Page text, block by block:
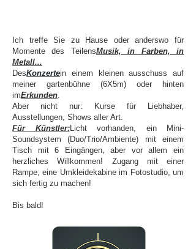
Ich treffe Sie zu Hause oder anderswo für
Momente des TeilensMusik, in Farben, in
Metall...
DesKonzertein einem kleinen ausschuss auf
meiner gartenbühne (6X5m) oder hinten
imErkunden.
Aber nicht nur: Kurse für Liebhaber,
Ausstellungen, Shows aller Art.
Für Künstler:Licht vorhanden, ein Mini-
Soundsystem (Duo/Trio/Ambiente) mit einem
Tisch mit 6 Eingängen, aber vor allem ein
herzliches Willkommen! Zugang mit einer
Rampe, eine Umkleidekabine im Fotostudio, um
sich fertig zu machen!
Bis bald!